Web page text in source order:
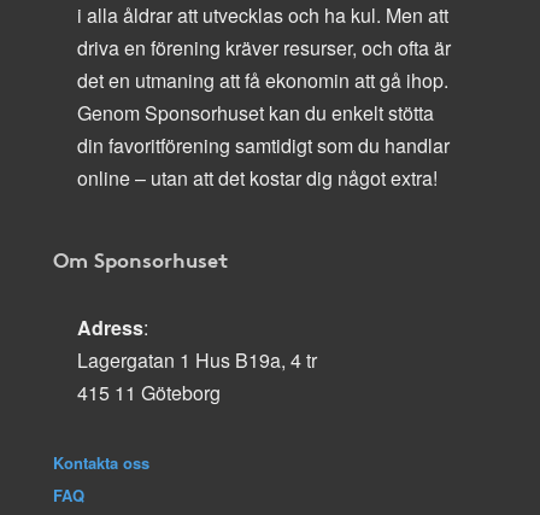
i alla åldrar att utvecklas och ha kul. Men att
driva en förening kräver resurser, och ofta är
det en utmaning att få ekonomin att gå ihop.
Genom Sponsorhuset kan du enkelt stötta
din favoritförening samtidigt som du handlar
online – utan att det kostar dig något extra!
Om Sponsorhuset
Adress:
Lagergatan 1 Hus B19a, 4 tr
415 11 Göteborg
Kontakta oss
FAQ